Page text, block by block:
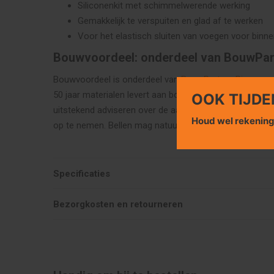
Siliconenkit met schimmelwerende werking
Gemakkelijk te verspuiten en glad af te werken
Voor het elastisch sluiten van voegen voor
Bouwvoordeel: onderdeel van
Bouwvoordeel is onderdeel vanBouwPartner Pieper,
50 jaar materialen levert aan bouwprojecten in heel
uitstekend adviseren over de aanschaf van uw
op te nemen. Bellen mag natuurlijk ook, ons
Specificaties
Bezorgkosten en retourneren
OOK
Houd wel